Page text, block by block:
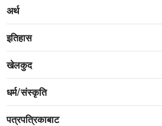
अर्थ
इतिहास
खेलकुद
धर्म/संस्कृति
पत्रपत्रिकाबाट